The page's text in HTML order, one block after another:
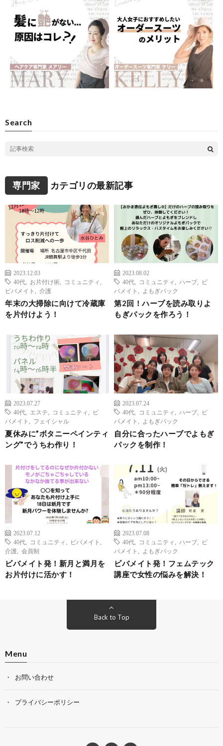
Search
専門家 カテゴリの最新記事
2023.12.03
40代
お片付け術 コミュニティ
ビバメイト
介護
年末の大掃除に向けて冷蔵庫
を片付けよう！
2023.08.02
40代
コミュニティ ハーブ
ビ
バメイト
よもぎパック
第2回！ハーブを読み取りよ
もぎパックを作ろう！
2023.07.27
40代
エステ コミュニティ
ビ
バメイト
フェイシャル
夏休みに”ボタニーペインティ
ング”でうちわ作り！
2023.07.24
40代
コミュニティ ハーブ
ビ
バメイト
よもぎパック
自分に合ったハーブでよもぎ
パックを制作！
2023.07.12
40代
コミュニティ ビバメイト
介護
会員制
ビバメイト発！新月と満月を
お片付けに活かす！
2023.07.08
40代
コミュニティ ハーブ
ビ
バメイト
よもぎパック
ビバメイト発！フェムテック
講座で女性の悩みを解決！
Back to Top
Menu
お問い合わせ
プライバシーポリシー